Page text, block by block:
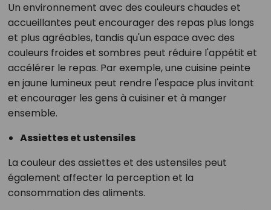
Un environnement avec des couleurs chaudes et
accueillantes peut encourager des repas plus longs
et plus agréables, tandis qu'un espace avec des
couleurs froides et sombres peut réduire l'appétit et
accélérer le repas. Par exemple, une cuisine peinte
en jaune lumineux peut rendre l'espace plus invitant
et encourager les gens à cuisiner et à manger
ensemble.
Assiettes et ustensiles
La couleur des assiettes et des ustensiles peut
également affecter la perception et la
consommation des aliments.